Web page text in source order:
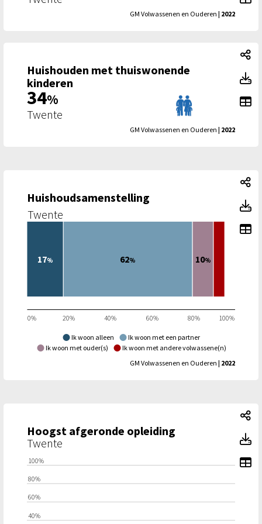
GM Volwassenen en Ouderen | 2022
Huishouden met thuiswonende
kinderen
34%
Twente
GM Volwassenen en Ouderen | 2022
Huishoudsamenstelling
Ik woon alleen
Ik woon met een partner
Ik woon met ouder(s)
Ik woon met andere volwassene(n)
0% 20% 40% 60% 80% 100%
Twente
17% 62% 10%
GM Volwassenen en Ouderen | 2022
Hoogst afgeronde opleiding
Twente
40%
60%
80%
100%